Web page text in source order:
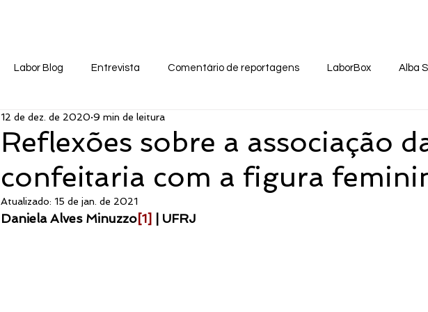
Labor Blog Entrevista Comentário de reportagens LaborBox Alba
Reflexões sobre a associação
confeitaria com a figura
12 de dez. de 2020 9 min de leitura
Atualizado: 15 de jan. de 2021
Daniela Alves Minuzzo[1] | UFRJ